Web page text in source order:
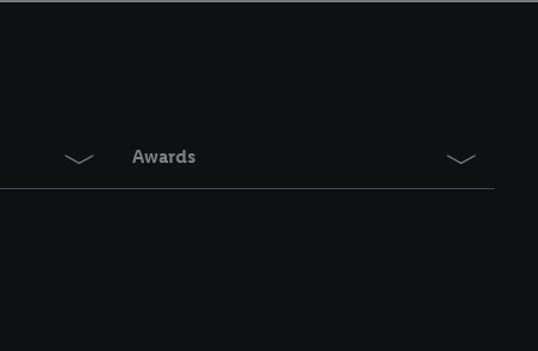
Awards
kunnen worden
vergelijkbare
in te